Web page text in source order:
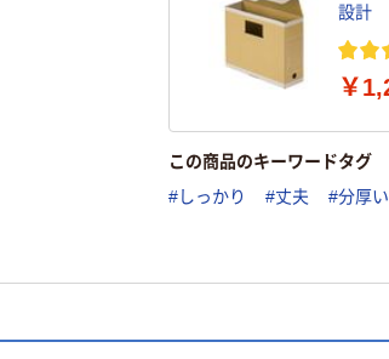
設計
ジナル
￥
この商品のキーワードタグ
#しっかり #丈夫 #分厚い